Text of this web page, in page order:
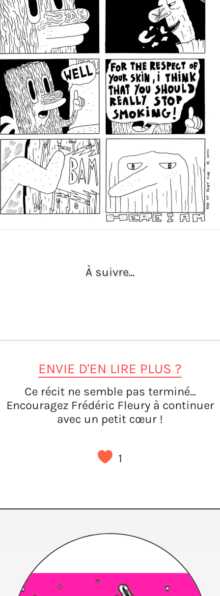
À suivre...
ENVIE D'EN LIRE PLUS ?
Ce récit ne semble pas terminé...
Encouragez Frédéric Fleury à continuer
avec un petit cœur !
1